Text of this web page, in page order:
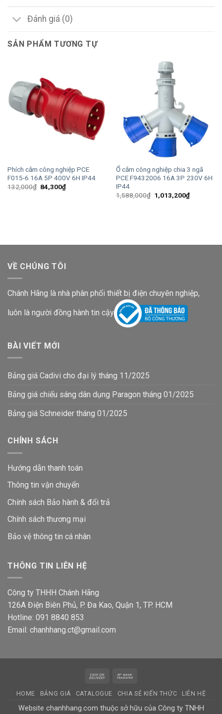
Đánh giá (0)
SẢN PHẨM TƯƠNG TỰ
Phích cắm công nghiệp PCE
F015-6 16A 5P 400V 6H IP44
132,000₫ Giá
gốc
84,300₫Giá
hiện
Ổ cắm công nghiệp chia 3 ngã
PCE F9432006 16A 3P 230V 6H
IP44
1,588,000₫ Giá
gốc
1,013,200₫Giá
hiện
VỀ CHÚNG TÔI
Chánh Hãng là nhà phân phối thiết bị điện chuyên nghiệp,
luôn là người đồng hành tin cậy
BÀI VIẾT MỚI
Bảng giá Cadivi cho đại lý tháng 11/2025
Bảng giá chiếu sáng dân dụng Paragon tháng 01/2025
Bảng giá Schneider tháng 01/2025
CHÍNH SÁCH
Hướng dẫn thanh toán
Thông tin vận chuyển
Chính sách Bảo hành & đổi trả
Chính sách thương mại
Bảo vệ thông tin cá nhân
THÔNG TIN LIÊN HỆ
Công ty THHH Chánh Hãng
126A Điện Biên Phủ, P. Đa Kao, Quận 1, TP. HCM
Hotline: 091 8840 853
Email: chanhhang.ct@gmail.com
Cash
Delivery
HOME BẢNG GIÁ CATALOGUE CHIA SẺ KIẾN THỨC LIÊN HỆ
Website chanhhang.com thuộc sở hữu của Công ty TNHH